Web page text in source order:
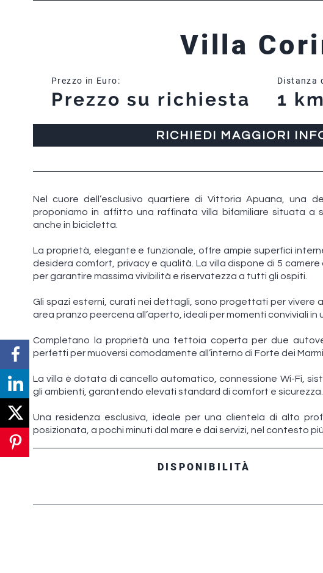
Villa
Prezzo in Euro:
Prezzo su richiesta
Distanza
1 km
RICHIEDI MAGGIORI
Nel cuore dell’esclusivo quartiere di Vittoria Apuana, una
proponiamo in affitto una raffinata villa bifamiliare situata a
anche in bicicletta.
La proprietà, elegante e funzionale, offre ampie superfici
desidera comfort, privacy e qualità. La villa dispone di 5
per garantire massima vivibilità e riservatezza a tutti gli ospiti.
Gli spazi esterni, curati nei dettagli, sono progettati per vivere
area pranzo peercena all’aperto, ideali per momenti conviviali
Completano la proprietà una tettoia coperta per due
perfetti per muoversi comodamente all’interno di Forte dei Marmi.
La villa è dotata di cancello automatico, connessione Wi-Fi,
gli ambienti, garantendo elevati standard di comfort e sicurezza.
Una residenza esclusiva, ideale per una clientela di alto
posizionata, a pochi minuti dal mare e dai servizi, nel contesto
DISPONIBILITÀ